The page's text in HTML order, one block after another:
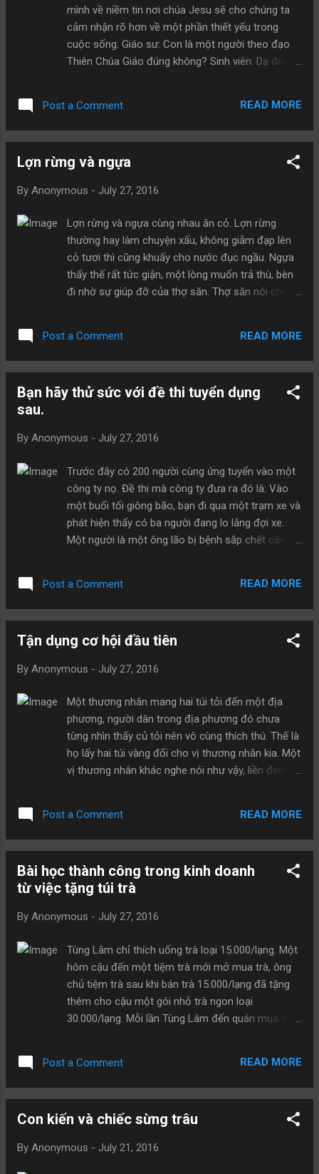
nói . “Mẹ cháu bảo cát mang niềm vui đến”. Trong
đầu tôi chợt nhớ đến câu nói: “Tạm biệt niềm vui,
quay lại với nỗi buồn”. Cuộc sống tôi đang bấp
bênh, lòng tôi đang xao động và mọi ...
mình về niềm tin nơi chúa Jesu sẽ cho chúng ta
cảm nhận rõ hơn về một phần thiết yếu trong
cuộc sống: Giáo sư: Con là một người theo đạo
Thiên Chúa Giáo đúng không? Sinh viên: Dạ đúng
sư: Chúa tốt lành chứ? Sinh viên: Chắc chắn là
như vậy. Giáo sư: Chúa có tất cả quyền lực
vì ung thư mặc dù anh ấy đã cầu nguyện với Chúa
chúng ta ai cũng đã cố gắng giúp đỡ người khác
nói xem Chúa tốt lành như thế nào? (Sinh viên im
lặng) Giáo sư: Cậu không thể trả lời phải không?
Vậy chúng ta lại bắt đầu lại với câu hỏi : Chúa tốt
lành không? Sinh viên: Dạ có. Giáo sư: Quỷ Satan
có tốt lành không? Sinh viên: Không. Giáo sư: Vậy
mà ra…...
Post a Comment READ MORE
Lợn rừng và ngựa
By Anonymous - July 27, 2016
Lợn rừng và ngựa cùng nhau ăn cỏ. Lợn rừng
thường hay làm chuyện xấu, không giẫm đạp lên
cỏ tươi thì cũng khuấy cho nước đục ngầu. Ngựa
thấy thế rất tức giận, một lòng muốn trả thù, bèn
đi nhờ sự giúp đỡ của thợ săn. Thợ săn nói chỉ
thù nên đáp ứng yêu cầu của anh ta. Người thợ
săn cưỡi ngựa đánh bại lợn rừng, sau đó dắt ngựa
mất đi cuộc sống tự do. Bài học rút ra: Không biết
Post a Comment READ MORE
Bạn hãy thử sức với đề thi tuyển dụng
sau.
By Anonymous - July 27, 2016
Trước đây có 200 người cùng ứng tuyển vào một
công ty nọ. Đề thi mà công ty đưa ra đó là: Vào
một buổi tối giông bão, bạn đi qua một trạm xe và
phát hiện thấy có ba người đang lo lắng đợi xe.
Một người là một ông lão bị bệnh sắp chết cần
muốn báo đáp ông ta. Người còn lại là cô gái mà
bạn thầm yêu trộm nhớ, luôn mong muốn có dịp
ngồi được một người nữa, vậy bạn sẽ chọn ai
tuyển, mỗi người họ đều đưa ra lựa chọn cùng với
cách giải thích hợp lý của mình nhưng cuối cùng
chỉ có một người trúng tuyển. Anh ta cũng không
hề giải thích lý do mà chỉ nói ra câu trả lời của
mình rằng: “ Tôi sẽ đưa chìa khóa xe cho bác sĩ
để ông ấy chở người bệnh kia đến bệnh viện cấp
cứu. Còn tôi sẽ ở lại cùng đợi xe buýt với cô gái
không nghĩ tới việc buông bỏ thứ mà mình đa...
Post a Comment READ MORE
Tận dụng cơ hội đầu tiên
By Anonymous - July 27, 2016
Một thương nhân mang hai túi tỏi đến một địa
phương, người dân trong địa phương đó chưa
từng nhìn thấy củ tỏi nên vô cùng thích thú. Thế là
họ lấy hai túi vàng đổi cho vị thương nhân kia. Một
vị thương nhân khác nghe nói như vậy, liền đem
vàng cũng chưa thể biểu đạt hết được lòng yêu
mến của họ, thế là họ đem hai túi tỏi cho người
nhưng trong cuộc sống sự việc kiểu như vậy
thường hay xảy ra. Hãy đi con đường là sở trường
có ai chạy qua!
Post a Comment READ MORE
Bài học thành công trong kinh doanh
từ việc tặng túi trà
By Anonymous - July 27, 2016
Tùng Lâm chỉ thích uống trà loại 15.000/lạng. Một
hôm cậu đến một tiệm trà mới mở mua trà, ông
chủ tiệm trà sau khi bán trà 15.000/lạng đã tặng
thêm cho cậu một gói nhỏ trà ngon loại
30.000/lạng. Mỗi lần Tùng Lâm đến quán mua trà,
để tiếp khách. Một hôm, trong lúc rãnh rỗi, cậu lấy
gói trà ngon ra ngâm một ấm để uống, thấy ngon
gói trà ngon được tặng miễn phí, cậu liền không
mua rất nhiều trà để uống nhưng ông chủ vẫn
Post a Comment READ MORE
Con kiến và chiếc sừng trâu
By Anonymous - July 21, 2016